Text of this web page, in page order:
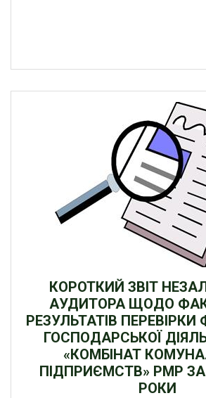
КОРОТКИЙ ЗВІТ
АУДИТОРА ЩОДО
РЕЗУЛЬТАТІВ
ГОСПОДАРСЬКОЇ
«КОМБІНАТ
ПІДПРИЄМСТВ» РМР ЗА
РОКИ